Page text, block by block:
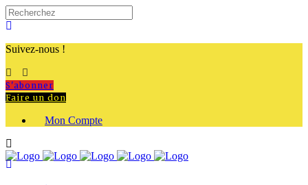
Suivez-nous !
S'abonner
Faire un don
Mon Compte